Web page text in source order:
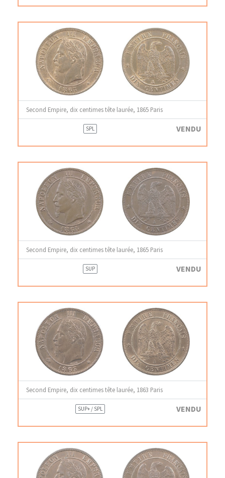
Second Empire, dix centimes tête laurée, 1865 Paris
SPL VENDU
Second Empire, dix centimes tête laurée, 1865 Paris
SUP VENDU
Second Empire, dix centimes tête laurée, 1863 Paris
SUP+ / SPL VENDU